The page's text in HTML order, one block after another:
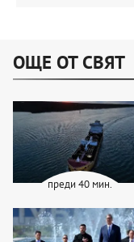
ОЩЕ ОТ СВЯТ
преди 40 мин.